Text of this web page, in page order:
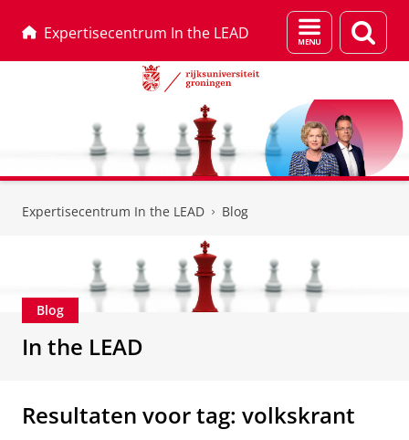
Expertisecentrum In the LEAD
Menu
en
Expertisecentrum In the LEAD Blog
Blog
In the LEAD
Resultaten voor tag: volkskrant